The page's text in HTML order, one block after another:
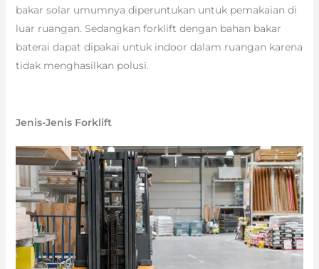
bakar solar umumnya diperuntukan untuk pemakaian di
luar ruangan. Sedangkan forklift dengan bahan bakar
baterai dapat dipakai untuk indoor dalam ruangan karena
tidak menghasilkan polusi.
Jenis-Jenis Forklift